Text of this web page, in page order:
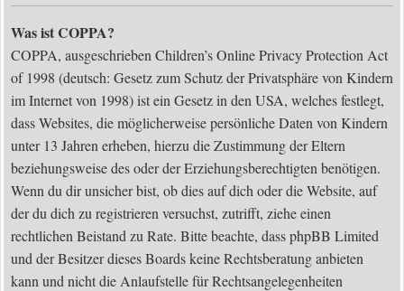
Was ist COPPA?
COPPA, ausgeschrieben Children’s Online Privacy Protection Act
of 1998 (deutsch: Gesetz zum Schutz der Privatsphäre von Kindern
im Internet von 1998) ist ein Gesetz in den USA, welches festlegt,
dass Websites, die möglicherweise persönliche Daten von Kindern
unter 13 Jahren erheben, hierzu die Zustimmung der Eltern
beziehungsweise des oder der Erziehungsberechtigten benötigen.
Wenn du dir unsicher bist, ob dies auf dich oder die Website, auf
der du dich zu registrieren versuchst, zutrifft, ziehe einen
rechtlichen Beistand zu Rate. Bitte beachte, dass phpBB Limited
und der Besitzer dieses Boards keine Rechtsberatung anbieten
kann und nicht die Anlaufstelle für Rechtsangelegenheiten